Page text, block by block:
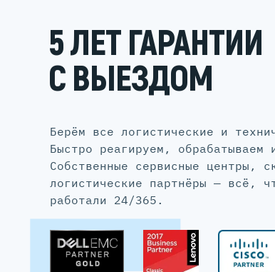
5 ЛЕТ ГАРАНТИИ
С ВЫЕЗДОМ
Берём все логистические и
Быстро реагируем, обрабатываем
Собственные сервисные центры,
логистические партнёры — всё,
работали 24/365.